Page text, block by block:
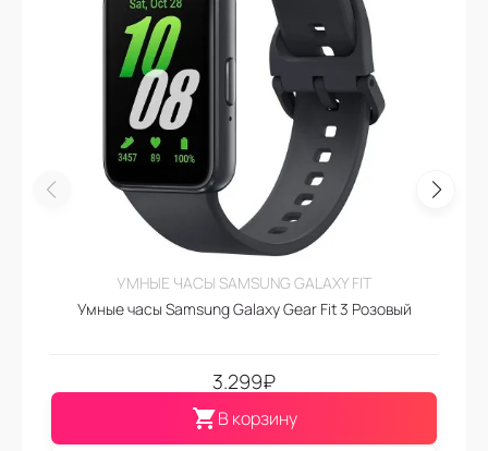
УМНЫЕ ЧАСЫ SAMSUNG GALAXY FIT
Умные часы Samsung Galaxy Gear Fit 3 Розовый
3.299₽
В корзину